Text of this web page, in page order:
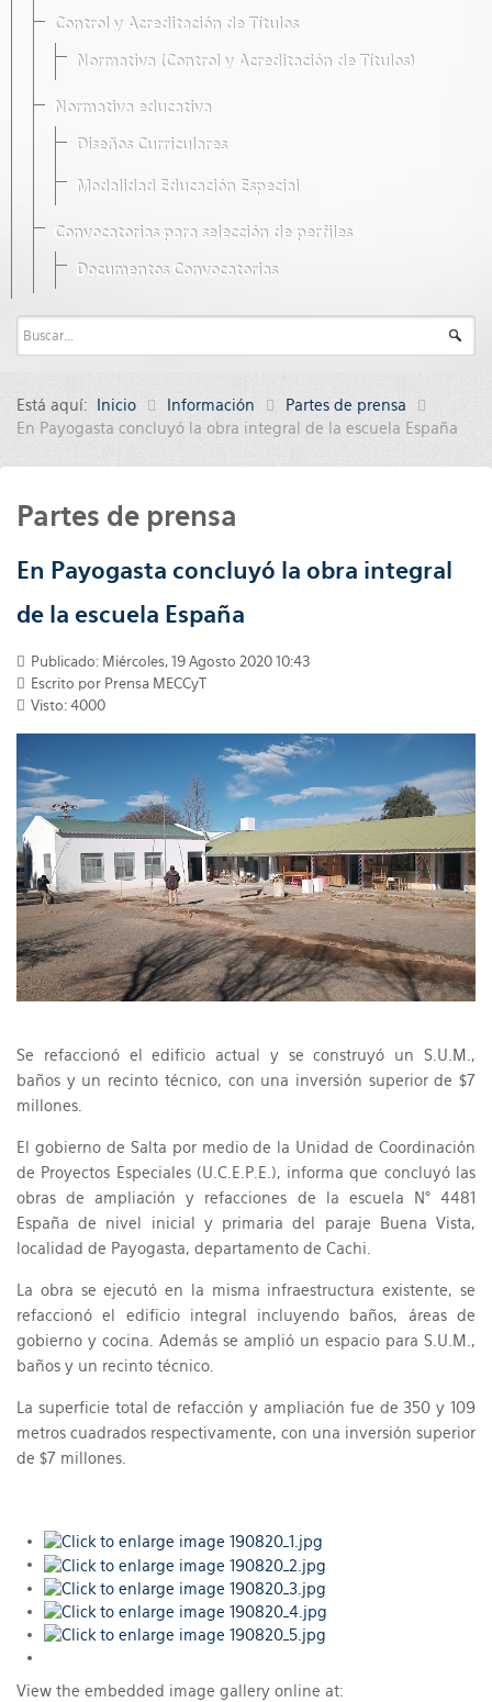
Control y Acreditación de Títulos
Normativa (Control y Acreditación de Títulos)
Normativa educativa
Diseños Curriculares
Modalidad Educación Especial
Convocatorias para selección de perfiles
Documentos Convocatorias
Está aquí: Inicio Información
Partes de prensa
En Payogasta concluyó la obra integral de la escuela España
Partes de prensa
En Payogasta concluyó la obra integral
de la escuela España
Publicado: Miércoles, 19 Agosto 2020 10:43
Escrito por Prensa MECCyT
Visto: 4000
Se refaccionó el edificio actual y se construyó un S.U.M.,
baños y un recinto técnico, con una inversión superior de $7
millones.
El gobierno de Salta por medio de la Unidad de Coordinación
de Proyectos Especiales (U.C.E.P.E.), informa que concluyó las
obras de ampliación y refacciones de la escuela N° 4481
España de nivel inicial y primaria del paraje Buena Vista,
localidad de Payogasta, departamento de Cachi.
La obra se ejecutó en la misma infraestructura existente, se
refaccionó el edificio integral incluyendo baños, áreas de
gobierno y cocina. Además se amplió un espacio para S.U.M.,
baños y un recinto técnico.
La superficie total de refacción y ampliación fue de 350 y 109
metros cuadrados respectivamente, con una inversión superior
de $7 millones.
View the embedded image gallery online at: